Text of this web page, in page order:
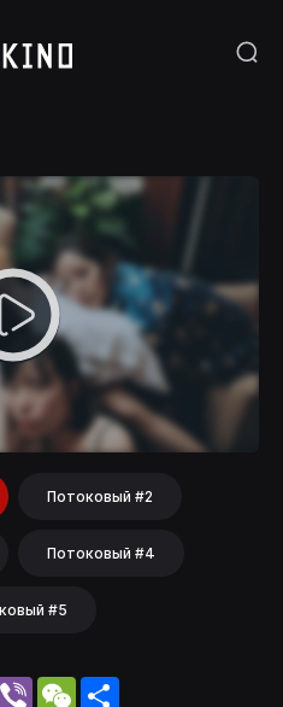
Потоковый #2
Потоковый #4
#5
Viber WeChat